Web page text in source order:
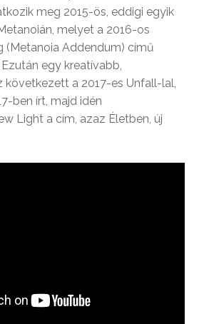
meg 2015-ös, eddigi egyik
melyet a 2016-os
(Metanoia Addendum) című
egy kreatívabb,
következett a 2017-es Unfall-lal,
ben írt, majd idén
Light a cím, azaz Életben, új